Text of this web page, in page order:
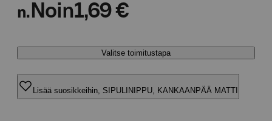
n. Noin1,69 €
Valitse toimitustapa
Lisää suosikkeihin, SIPULINIPPU, KANKAANPÄÄ MATTI